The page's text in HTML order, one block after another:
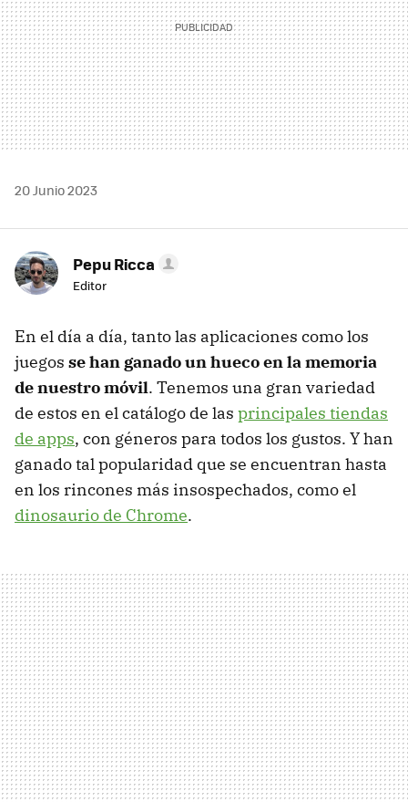
20 Junio 2023
Pepu Ricca
Editor
En el día a día, tanto las aplicaciones como los
juegos se han ganado un hueco en la memoria
de nuestro móvil. Tenemos una gran variedad
de estos en el catálogo de las principales tiendas
de apps, con géneros para todos los gustos. Y han
ganado tal popularidad que se encuentran hasta
en los rincones más insospechados, como el
dinosaurio de Chrome.